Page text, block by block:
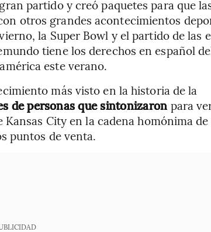
partido y creó paquetes para que
otros grandes acontecimientos
la Super Bowl y el partido de las
tiene los derechos en español
este verano.
más visto en la historia de la
de personas que sintonizaron para
City en la cadena homónima de
puntos de venta.